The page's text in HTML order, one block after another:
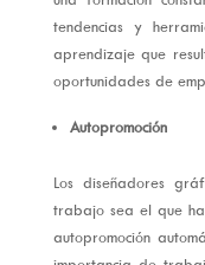
tendencias y
aprendizaje que
oportunidades de
Autopromoción
Los diseñadores
trabajo sea el que
autopromoción